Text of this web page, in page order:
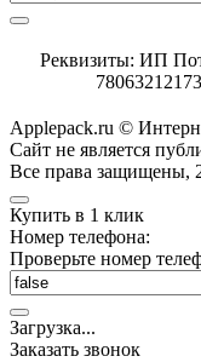
Реквизиты: ИП
Applepack.ru ©
Cайт не является
Все права защищены,
Купить в 1 клик
Номер телефона:
Проверьте номер
Загрузка...
Заказать звонок